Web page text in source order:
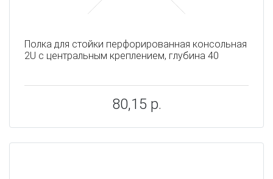
Полка для стойки перфорированная консольная
2U с центральным креплением, глубина 40
80,15 р.